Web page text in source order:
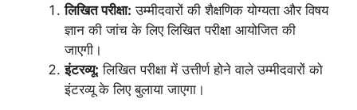
लिखित परीक्षा: उम्मीदवारों की शैक्षणिक योग्यता और विषय
ज्ञान की जांच के लिए लिखित परीक्षा आयोजित की
जाएगी।
इंटरव्यू: लिखित परीक्षा में उत्तीर्ण होने वाले उम्मीदवारों को
इंटरव्यू के लिए बुलाया जाएगा।